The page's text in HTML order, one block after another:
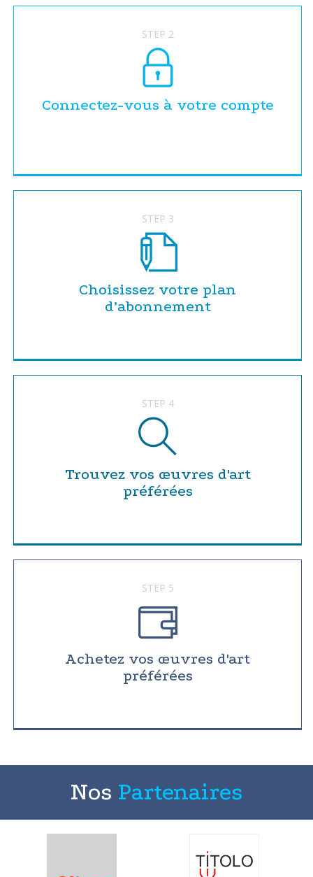
STEP 2
Connectez-vous à votre compte
STEP 3
Choisissez votre plan
d’abonnement
STEP 4
Trouvez vos œuvres d'art
préférées
STEP 5
Achetez vos œuvres d'art
préférées
Nos Partenaires